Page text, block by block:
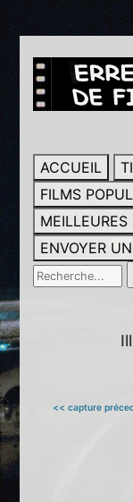
ACCUEIL
FILMS
MEILLEURES
ENVOYER
<< capture